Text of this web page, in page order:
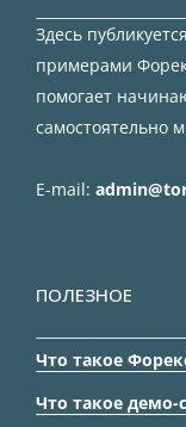
Здесь
примерами
помогает
самостоятельно
E-mail:
ПОЛЕЗНОЕ
Что такое
Что такое демо-